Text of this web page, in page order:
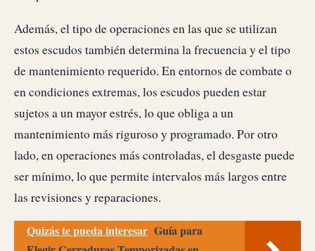
Además, el tipo de operaciones en las que se utilizan
estos escudos también determina la frecuencia y el tipo
de mantenimiento requerido. En entornos de combate o
en condiciones extremas, los escudos pueden estar
sujetos a un mayor estrés, lo que obliga a un
mantenimiento más riguroso y programado. Por otro
lado, en operaciones más controladas, el desgaste puede
ser mínimo, lo que permite intervalos más largos entre
las revisiones y reparaciones.
Quizás te pueda interesar Guía para